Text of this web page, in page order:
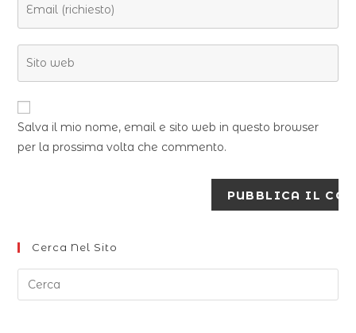
Salva il mio nome, email e sito web in questo browser
per la prossima volta che commento.
Cerca Nel Sito